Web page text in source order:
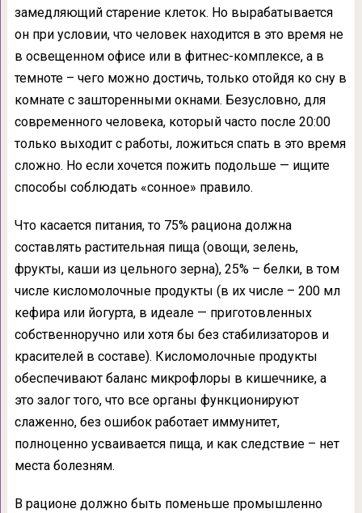
замедляющий старение клеток. Но вырабатывается
он при условии, что человек находится в это время не
в освещенном офисе или в фитнес-комплексе, а в
темноте – чего можно достичь, только отойдя ко сну в
комнате с зашторенными окнами. Безусловно, для
современного человека, который часто после 20:00
только выходит с работы, ложиться спать в это время
сложно. Но если хочется пожить подольше — ищите
способы соблюдать «сонное» правило.
Что касается питания, то 75% рациона должна
составлять растительная пища (овощи, зелень,
фрукты, каши из цельного зерна), 25% – белки, в том
числе кисломолочные продукты (в их числе – 200 мл
кефира или йогурта, в идеале — приготовленных
собственноручно или хотя бы без стабилизаторов и
красителей в составе). Кисломолочные продукты
обеспечивают баланс микрофлоры в кишечнике, а
это залог того, что все органы функционируют
слаженно, без ошибок работает иммунитет,
полноценно усваивается пища, и как следствие – нет
места болезням.
В рационе должно быть поменьше промышленно